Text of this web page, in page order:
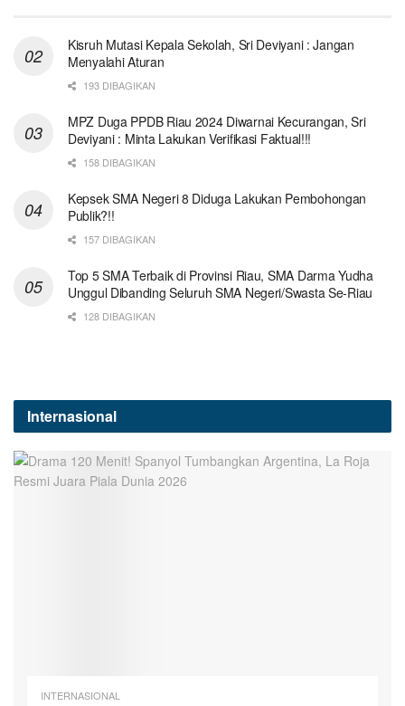
Kisruh Mutasi Kepala Sekolah, Sri Deviyani : Jangan
Menyalahi Aturan
193 DIBAGIKAN
MPZ Duga PPDB Riau 2024 Diwarnai Kecurangan, Sri
Deviyani : Minta Lakukan Verifikasi Faktual!!!
158 DIBAGIKAN
Kepsek SMA Negeri 8 Diduga Lakukan Pembohongan
Publik?!!
157 DIBAGIKAN
Top 5 SMA Terbaik di Provinsi Riau, SMA Darma Yudha
Unggul Dibanding Seluruh SMA Negeri/Swasta Se-Riau
128 DIBAGIKAN
Internasional
INTERNASIONAL